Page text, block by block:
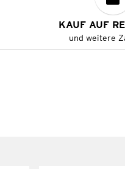
KAUF AUF
und weitere